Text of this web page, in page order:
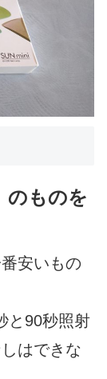
のものを
安いもの
と90秒照射
はできな